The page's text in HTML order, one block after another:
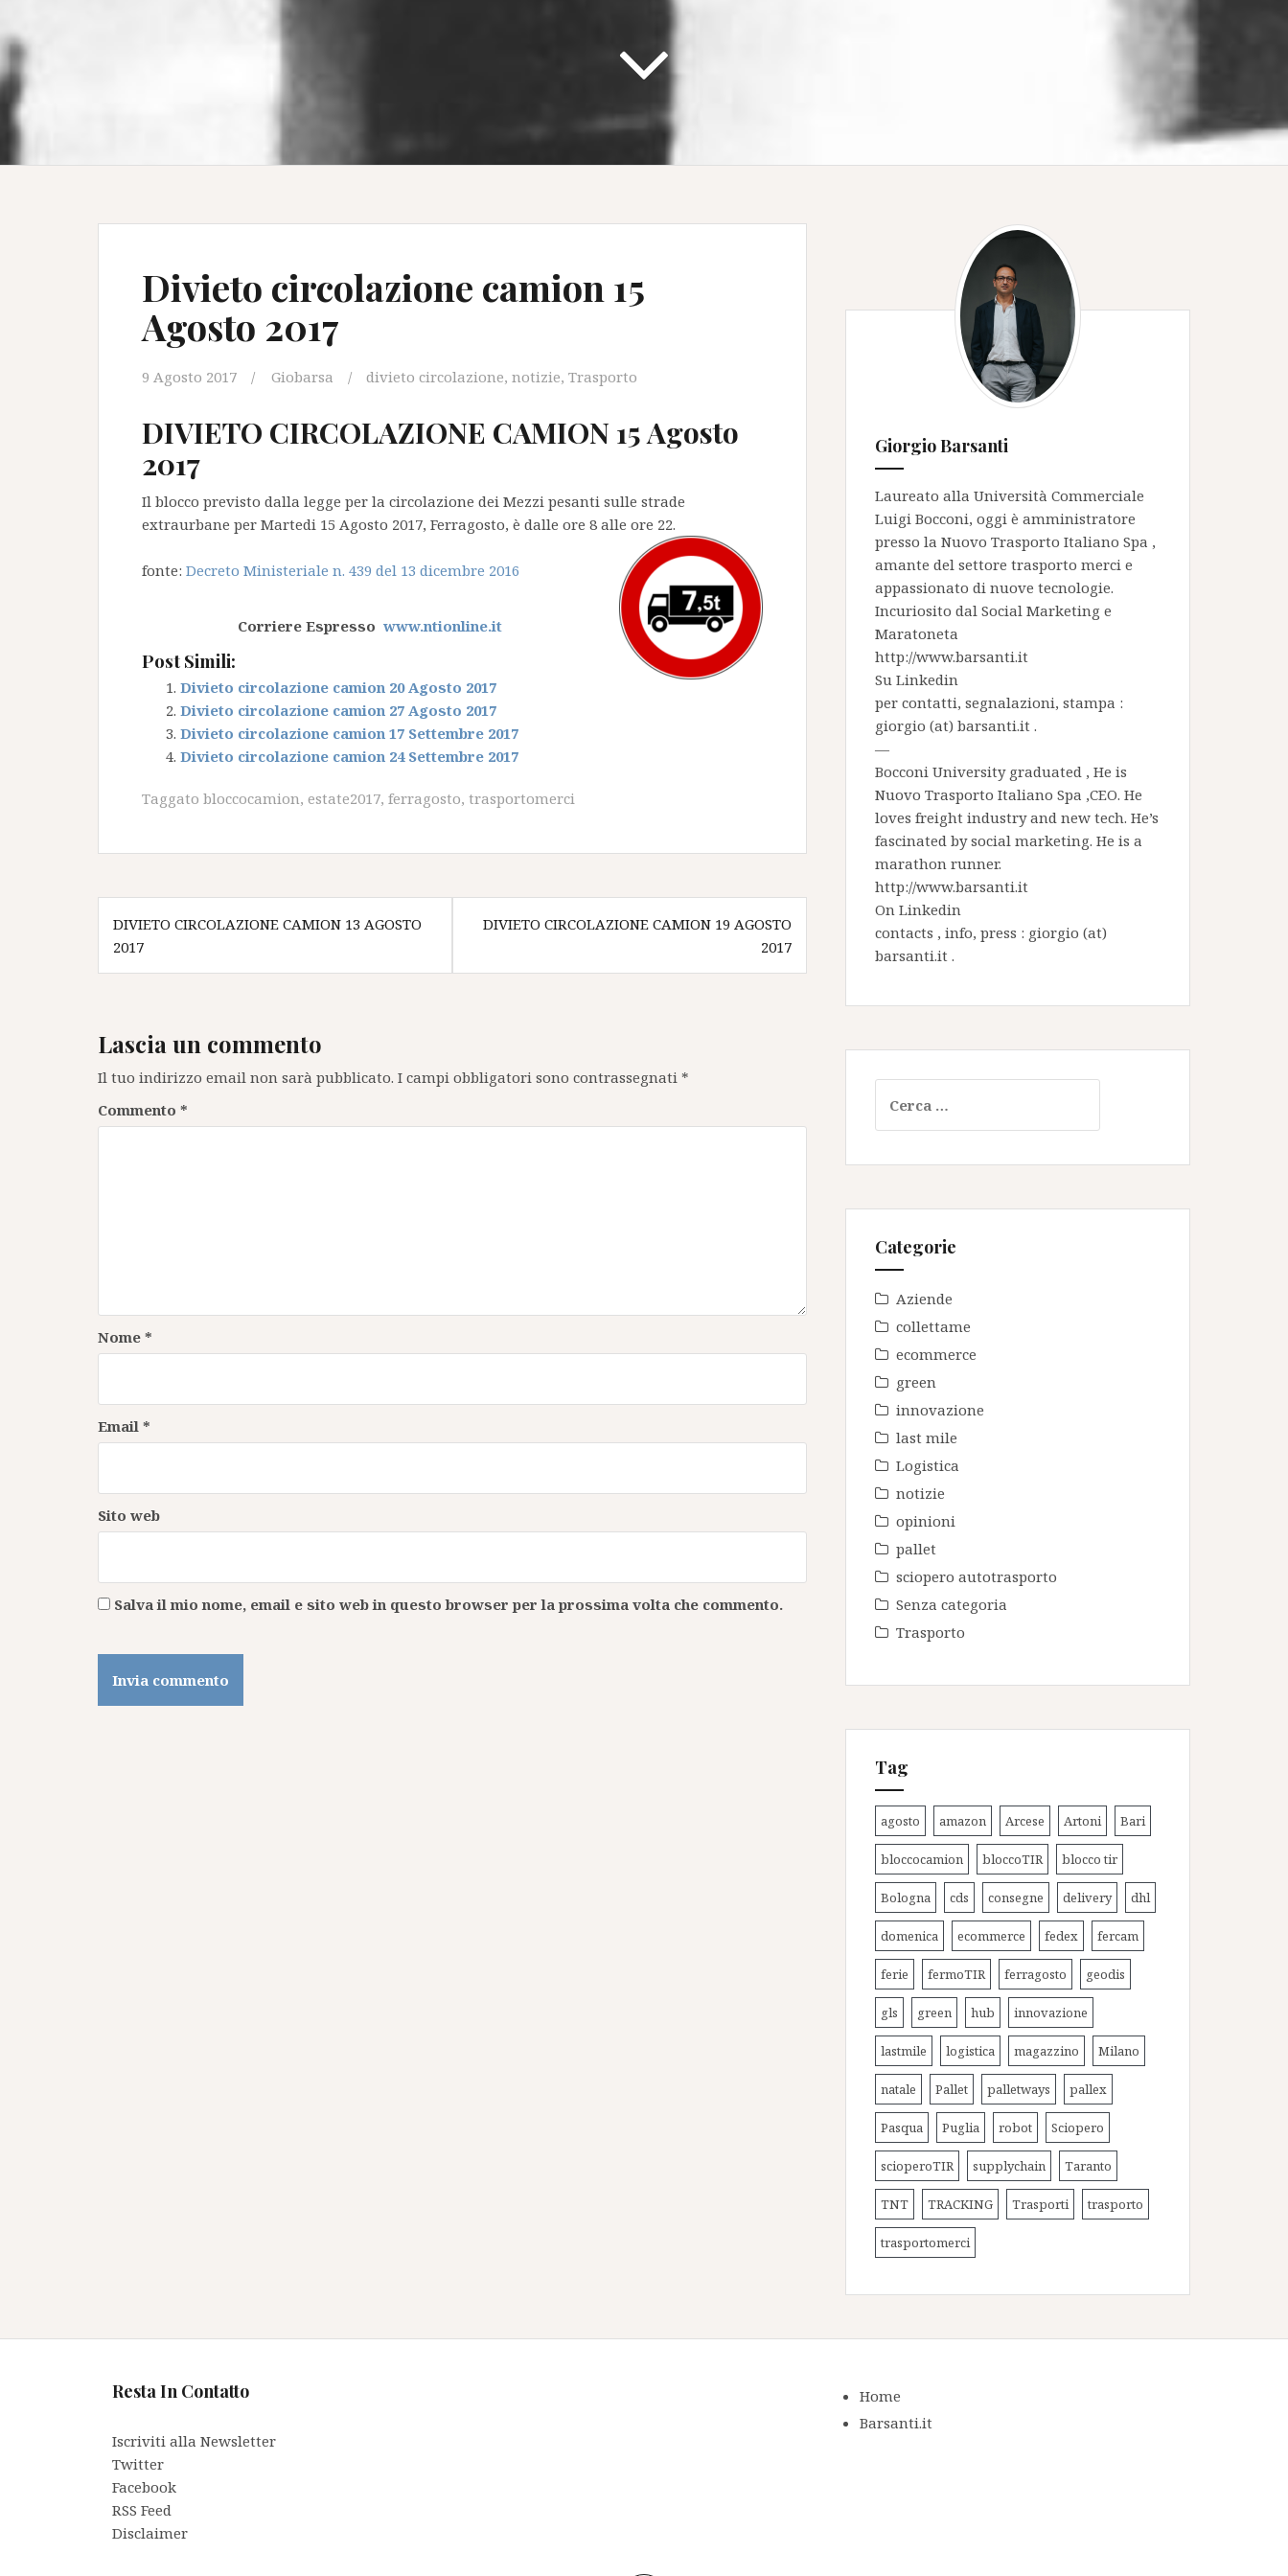
Divieto circolazione camion 15
Agosto 2017
9 Agosto 2017 Giobarsa divieto circolazione, notizie, Trasporto
DIVIETO CIRCOLAZIONE CAMION 15 Agosto
2017
Il blocco previsto dalla legge per la circolazione dei Mezzi pesanti sulle strade
extraurbane per Martedi 15 Agosto 2017, Ferragosto, è dalle ore 8 alle ore 22.
fonte: Decreto Ministeriale n. 439 del 13 dicembre 2016
Corriere Espresso www.ntionline.it
Post Simili:
Divieto circolazione camion 20 Agosto 2017
Divieto circolazione camion 27 Agosto 2017
Divieto circolazione camion 17 Settembre 2017
Divieto circolazione camion 24 Settembre 2017
Taggato bloccocamion, estate2017, ferragosto, trasportomerci
Navigazione
articoli
DIVIETO CIRCOLAZIONE CAMION 13 AGOSTO
2017
DIVIETO CIRCOLAZIONE CAMION 19 AGOSTO
2017
Lascia un commento
Il tuo indirizzo email non sarà pubblicato. I campi obbligatori sono contrassegnati *
Commento *
Nome *
Email *
Sito web
Salva il mio nome, email e sito web in questo browser per la prossima volta che commento.
Giorgio Barsanti
Laureato alla Università Commerciale
Luigi Bocconi, oggi è amministratore
presso la Nuovo Trasporto Italiano Spa ,
amante del settore trasporto merci e
appassionato di nuove tecnologie.
Incuriosito dal Social Marketing e
Maratoneta
http://www.barsanti.it
Su Linkedin
per contatti, segnalazioni, stampa :
giorgio (at) barsanti.it .
—
Bocconi University graduated , He is
Nuovo Trasporto Italiano Spa ,CEO. He
loves freight industry and new tech. He’s
fascinated by social marketing. He is a
marathon runner.
http://www.barsanti.it
On Linkedin
contacts , info, press : giorgio (at)
barsanti.it .
per:
Categorie
Aziende
collettame
ecommerce
green
innovazione
last mile
Logistica
notizie
opinioni
pallet
sciopero autotrasporto
Senza categoria
Trasporto
Tag
agosto amazon Arcese Artoni Bari
bloccocamion bloccoTIR blocco tir
Bologna cds consegne delivery dhl
domenica ecommerce fedex fercam
ferie fermoTIR ferragosto geodis
gls green hub innovazione
lastmile logistica magazzino Milano
natale Pallet palletways pallex
Pasqua Puglia robot Sciopero
scioperoTIR supplychain Taranto
TNT TRACKING Trasporti trasporto
trasportomerci
Resta In Contatto
Iscriviti alla Newsletter
Twitter
Facebook
RSS Feed
Disclaimer
Home
Barsanti.it